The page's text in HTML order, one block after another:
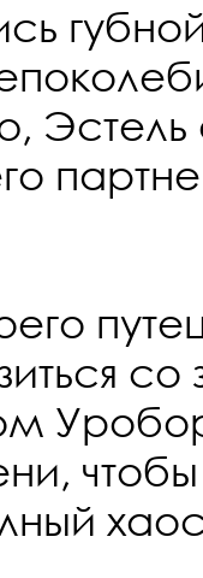
Эстель